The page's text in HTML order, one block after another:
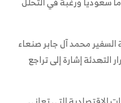
حيث زار وفد سعودي برئاسة السفير محمد آل جابر صنعاء
إشارة إلى تراجع